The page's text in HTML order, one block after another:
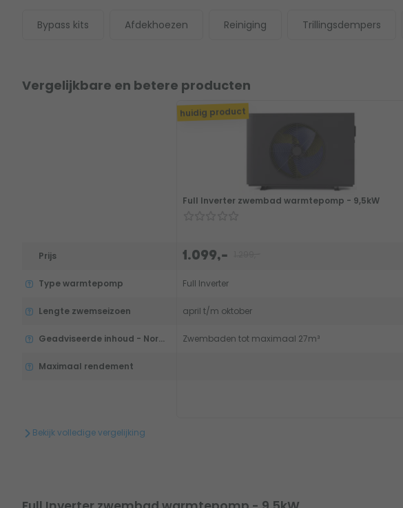
Bypass kits Afdekhoezen Reiniging Trillingsdempers
Vergelijkbare en betere producten
Prijs
Type warmtepomp
Lengte zwemseizoen
Geadviseerde inhoud - Normaal seizoen (mei-aug)
Maximaal rendement
huidig product
Full Inverter zwembad warmtepomp - 9,5kW
1.099,-
Full Inverter
april t/m oktober
Zwembaden tot maximaal 27m³
Bekijk volledige vergelijking